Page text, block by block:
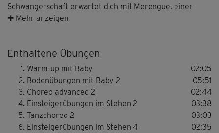
Schwangerschaft erwartet dich mit Merengue, einer
Ausdauer-Choreo mit Step-Moves und tollen
Nach dem Warm-up trainierst du erst wieder Bauch,
Beine und Po auf der Matte und machst gleichzeitig die
Arme fit. Danach kommt dein kleiner Schatz wieder in die
Trage, um mit dir zu einer fortgeschrittenen Step-Choreo
zu tanzen. Das sorgt für gute Laune und die
anschließenden Lunges für Beine und Po klappen umso
✚ Mehr anzeigen
Enthaltene Übungen
Warm-up mit Baby
02:05
Bodenübungen mit Baby 2
05:51
Choreo advanced 2
02:44
Einsteigerübungen im Stehen 2
03:38
Tanzchoreo 2
03:03
Einsteigerübungen im Stehen 4
02:35